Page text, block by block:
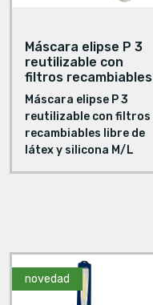
Máscara elipse P 3
reutilizable con
filtros recambiables
Máscara elipse P 3
reutilizable con filtros
recambiables libre de
látex y silicona M/L
novedad